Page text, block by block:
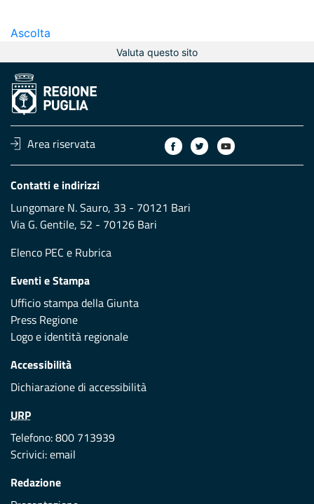
Ascolta
Valuta questo sito
Area riservata
Contatti e indirizzi
Lungomare N. Sauro, 33 - 70121 Bari
Via G. Gentile, 52 - 70126 Bari
Elenco PEC e Rubrica
Eventi e Stampa
Ufficio stampa della Giunta
Press Regione
Logo e identità regionale
Accessibilità
Dichiarazione di accessibilità
URP
Telefono: 800 713939
Scrivici:email
Redazione